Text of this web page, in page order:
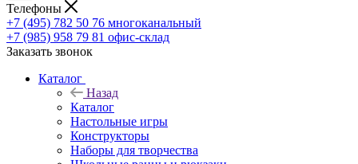
Телефоны
+7 (495) 782 50 76 многоканальный
+7 (985) 958 79 81 офис-склад
Заказать звонок
Каталог
Назад
Каталог
Настольные игры
Конструкторы
Наборы для творчества